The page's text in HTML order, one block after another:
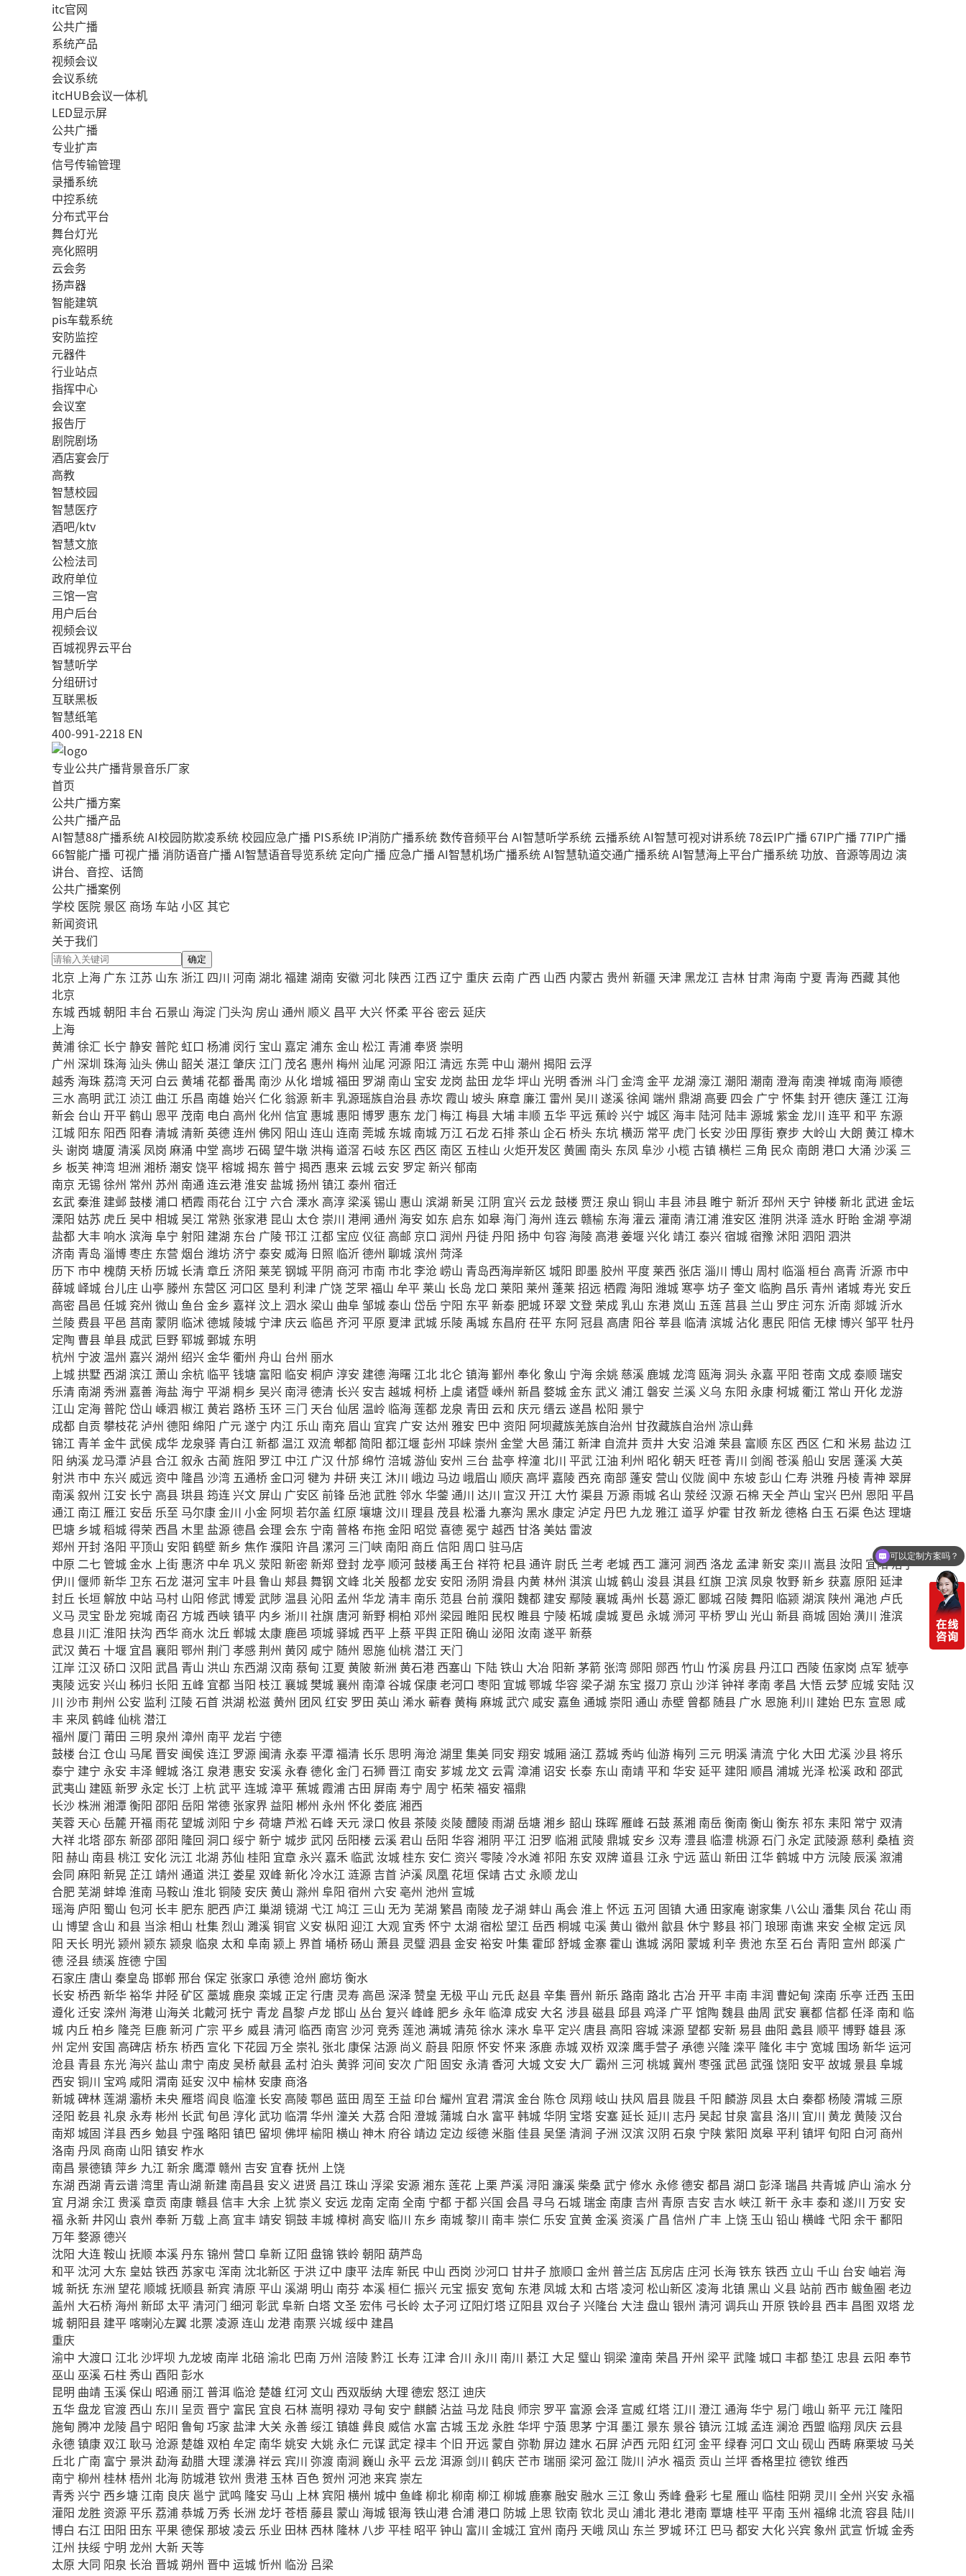
itc官网
公共广播
系统产品
视频会议
会议系统
itcHUB会议一体机
LED显示屏
公共广播
专业扩声
信号传输管理
录播系统
中控系统
分布式平台
舞台灯光
亮化照明
云会务
扬声器
智能建筑
pis车载系统
安防监控
元器件
行业站点
指挥中心
会议室
报告厅
剧院剧场
酒店宴会厅
高教
智慧校园
智慧医疗
酒吧/ktv
智慧文旅
公检法司
政府单位
三馆一宫
用户后台
视频会议
百城视界云平台
智慧听学
分组研讨
互联黑板
智慧纸笔
400-991-2218 EN
专业公共广播背景音乐厂家
首页
公共广播方案
公共广播产品
AI智慧88广播系统AI校园防欺凌系统校园应急广播 PIS系统 IP消防广播系统数传音频平台 AI智慧听学系统 云播系统AI智慧可视对讲系统78云IP广播 67IP广播77IP广播
66智能广播 可视广播消防语音广播AI智慧语音导览系统 定向广播 应急广播AI智慧机场广播系统AI智慧轨道交通广播系统AI智慧海上平台广播系统功放、音源等周边演
讲台、音控、话筒
公共广播案例
学校 医院 景区 商场 车站小区 其它
新闻资讯
关于我们
确定
北京 上海 广东 江苏 山东 浙江 四川 河南 湖北福建湖南 安徽河北 陕西 江西 辽宁 重庆 云南 广西 山西 内蒙古 贵州 新疆 天津黑龙江 吉林甘肃 海南 宁夏 青海 西藏其他
北京
东城 西城朝阳 丰台 石景山 海淀 门头沟 房山 通州 顺义 昌平 大兴怀柔平谷 密云延庆
上海
黄浦徐汇 长宁 静安 普陀 虹口 杨浦 闵行 宝山 嘉定 浦东 金山 松江 青浦奉贤 崇明
广州 深圳 珠海 汕头佛山 韶关 湛江 肇庆 江门 茂名 惠州 梅州 汕尾 河源 阳江 清远 东莞 中山 潮州 揭阳 云浮
越秀 海珠 荔湾 天河 白云黄埔 花都番禺 南沙 从化增城福田 罗湖 南山 宝安 龙岗 盐田 龙华坪山 光明 香洲 斗门 金湾金平龙湖 濠江 潮阳 潮南 澄海 南澳禅城 南海 顺德
三水 高明 武江 浈江 曲江 乐昌 南雄 始兴仁化 翁源新丰乳源瑶族自治县赤坎 霞山 坡头麻章 廉江 雷州 吴川 遂溪徐闻 端州 鼎湖 高要 四会 广宁 怀集封开德庆 蓬江 江海
新会 台山 开平鹤山 恩平 茂南 电白 高州 化州 信宜 惠城 惠阳 博罗 惠东 龙门 梅江 梅县 大埔丰顺 五华平远 蕉岭 兴宁 城区 海丰 陆河 陆丰源城紫金龙川 连平和平 东源
江城 阳东 阳西 阳春清城清新 英德连州 佛冈 阳山 连山 连南 莞城 东城 南城 万江 石龙石排茶山 企石 桥头 东坑横沥 常平 虎门 长安 沙田 厚街寮步 大岭山 大朗 黄江 樟木
头谢岗 塘厦 清溪 凤岗 麻涌 中堂 高埗石碣 望牛墩 洪梅道滘 石岐 东区 西区 南区 五桂山 火炬开发区 黄圃 南头 东凤阜沙小榄 古镇横栏 三角 民众 南朗 港口 大涌 沙溪 三
乡 板芙 神湾坦洲 湘桥潮安 饶平榕城揭东 普宁 揭西 惠来 云城 云安 罗定 新兴郁南
南京 无锡 徐州 常州 苏州 南通连云港淮安 盐城扬州 镇江 泰州 宿迁
玄武秦淮 建邺鼓楼 浦口 栖霞 雨花台 江宁 六合 溧水 高淳 梁溪锡山 惠山 滨湖 新吴 江阴 宜兴 云龙鼓楼 贾汪 泉山 铜山 丰县 沛县 睢宁 新沂邳州 天宁 钟楼 新北武进金坛
溧阳 姑苏 虎丘 吴中 相城吴江 常熟 张家港 昆山 太仓 崇川 港闸 通州 海安 如东 启东 如皋 海门 海州 连云赣榆 东海灌云灌南 清江浦淮安区 淮阴 洪泽 涟水 盱眙金湖 亭湖
盐都 大丰 响水滨海阜宁 射阳 建湖 东台 广陵邗江 江都 宝应 仪征 高邮 京口 润州 丹徒丹阳 扬中 句容 海陵 高港姜堰兴化靖江 泰兴宿城宿豫 沭阳 泗阳 泗洪
济南 青岛 淄博枣庄 东营 烟台 潍坊济宁 泰安 威海 日照 临沂德州 聊城滨州 菏泽
历下市中 槐荫 天桥 历城 长清章丘 济阳 莱芜钢城平阴 商河市南 市北李沧 崂山 青岛西海岸新区 城阳 即墨 胶州 平度 莱西 张店 淄川 博山 周村 临淄 桓台 高青 沂源市中
薛城 峄城 台儿庄 山亭 滕州 东营区 河口区 垦利 利津 广饶 芝罘福山 牟平 莱山 长岛 龙口 莱阳 莱州 蓬莱招远 栖霞 海阳 潍城 寒亭 坊子奎文 临朐 昌乐 青州 诸城寿光 安丘
高密 昌邑 任城 兖州 微山 鱼台 金乡 嘉祥 汶上 泗水 梁山 曲阜邹城泰山 岱岳 宁阳 东平新泰 肥城环翠文登 荣成乳山 东港 岚山 五莲 莒县 兰山 罗庄河东 沂南 郯城 沂水
兰陵 费县平邑 莒南 蒙阴 临沭德城 陵城 宁津 庆云 临邑 齐河平原 夏津武城 乐陵 禹城 东昌府茌平 东阿冠县 高唐 阳谷莘县 临清滨城 沾化 惠民 阳信无棣博兴邹平牡丹
定陶 曹县单县 成武 巨野 郓城 鄄城 东明
杭州 宁波 温州 嘉兴湖州 绍兴金华衢州 舟山 台州 丽水
上城拱墅 西湖 滨江 萧山 余杭 临平钱塘 富阳 临安 桐庐 淳安 建德 海曙 江北北仑镇海鄞州 奉化 象山 宁海余姚 慈溪 鹿城龙湾 瓯海洞头 永嘉 平阳 苍南 文成泰顺瑞安
乐清 南湖 秀洲 嘉善 海盐 海宁 平湖 桐乡 吴兴 南浔德清 长兴 安吉 越城柯桥 上虞 诸暨 嵊州 新昌 婺城金东 武义 浦江 磐安 兰溪 义乌 东阳 永康柯城衢江 常山 开化龙游
江山 定海普陀 岱山 嵊泗 椒江 黄岩 路桥 玉环 三门 天台 仙居 温岭 临海莲都龙泉 青田 云和 庆元缙云遂昌 松阳 景宁
成都 自贡 攀枝花 泸州 德阳 绵阳 广元遂宁 内江 乐山 南充 眉山 宜宾 广安 达州 雅安 巴中 资阳 阿坝藏族羌族自治州 甘孜藏族自治州 凉山彝
锦江 青羊金牛武侯 成华龙泉驿 青白江 新都 温江 双流郫都 简阳 都江堰彭州 邛崃 崇州 金堂 大邑 蒲江 新津 自流井 贡井 大安 沿滩 荣县 富顺 东区 西区 仁和 米易 盐边 江
阳 纳溪龙马潭 泸县合江 叙永古蔺旌阳 罗江 中江 广汉 什邡 绵竹 涪城游仙 安州 三台 盐亭 梓潼北川 平武 江油 利州 昭化朝天 旺苍 青川 剑阁 苍溪船山 安居 蓬溪 大英
射洪市中 东兴 威远 资中 隆昌 沙湾 五通桥金口河犍为 井研 夹江 沐川 峨边 马边 峨眉山 顺庆 高坪 嘉陵 西充 南部 蓬安 营山 仪陇 阆中 东坡彭山 仁寿 洪雅丹棱 青神 翠屏
南溪叙州 江安 长宁 高县珙县筠连兴文 屏山 广安区 前锋岳池武胜 邻水华蓥 通川 达川 宣汉 开江 大竹 渠县 万源雨城 名山 荥经汉源石棉 天全 芦山 宝兴 巴州 恩阳 平昌
通江 南江 雁江 安岳 乐至 马尔康金川 小金 阿坝 若尔盖 红原 壤塘 汶川 理县 茂县松潘 九寨沟 黑水 康定 泸定 丹巴 九龙雅江 道孚炉霍 甘孜新龙德格 白玉 石渠色达 理塘
巴塘 乡城稻城得荣 西昌 木里 盐源德昌 会理 会东 宁南 普格布拖金阳 昭觉 喜德 冕宁 越西 甘洛 美姑 雷波
郑州 开封洛阳 平顶山 安阳 鹤壁新乡 焦作濮阳 许昌 漯河 三门峡 南阳 商丘 信阳 周口 驻马店
中原 二七 管城金水 上街 惠济 中牟巩义 荥阳 新密 新郑登封龙亭 顺河鼓楼 禹王台 祥符 杞县通许 尉氏 兰考 老城 西工瀍河涧西 洛龙 孟津新安 栾川 嵩县 汝阳 宜阳洛宁
伊川 偃师新华 卫东 石龙湛河 宝丰 叶县鲁山 郏县舞钢 文峰 北关 殷都龙安 安阳 汤阴 滑县 内黄林州 淇滨 山城鹤山 浚县淇县红旗 卫滨 凤泉 牧野新乡 获嘉 原阳 延津
封丘 长垣解放 中站 马村 山阳 修武博爱 武陟 温县沁阳 孟州 华龙清丰 南乐 范县 台前濮阳 魏都 建安 鄢陵襄城 禹州 长葛 源汇 郾城召陵舞阳 临颍 湖滨 陕州 渑池 卢氏
义马 灵宝 卧龙宛城 南召 方城 西峡镇平 内乡 淅川 社旗 唐河新野桐柏 邓州 梁园 睢阳 民权 睢县 宁陵柘城 虞城 夏邑 永城浉河平桥 罗山 光山 新县 商城 固始潢川 淮滨
息县 川汇 淮阳 扶沟 西华 商水 沈丘 郸城 太康 鹿邑 项城驿城 西平 上蔡 平舆 正阳 确山 泌阳 汝南 遂平新蔡
武汉 黄石 十堰 宜昌 襄阳 鄂州 荆门 孝感荆州 黄冈 咸宁 随州 恩施仙桃潜江 天门
江岸 江汉 硚口 汉阳 武昌 青山 洪山 东西湖 汉南 蔡甸 江夏 黄陂 新洲 黄石港 西塞山 下陆铁山 大冶 阳新茅箭 张湾 郧阳 郧西 竹山 竹溪 房县丹江口 西陵伍家岗 点军 猇亭
夷陵远安 兴山 秭归 长阳 五峰 宜都 当阳 枝江 襄城樊城襄州 南漳谷城保康老河口 枣阳 宜城鄂城华容 梁子湖 东宝 掇刀 京山 沙洋钟祥孝南 孝昌 大悟 云梦 应城 安陆汉
川 沙市荆州 公安 监利 江陵石首 洪湖 松滋黄州 团风红安 罗田 英山 浠水蕲春黄梅麻城武穴 咸安 嘉鱼 通城 崇阳 通山 赤壁 曾都 随县 广水 恩施利川 建始 巴东 宣恩 咸
丰 来凤鹤峰 仙桃潜江
福州 厦门 莆田 三明 泉州 漳州 南平龙岩 宁德
鼓楼 台江 仓山 马尾 晋安 闽侯连江 罗源 闽清 永泰平潭福清 长乐 思明 海沧 湖里 集美 同安 翔安 城厢 涵江 荔城秀屿仙游梅列 三元 明溪清流 宁化 大田 尤溪沙县将乐
泰宁 建宁 永安 丰泽鲤城洛江 泉港 惠安 安溪 永春德化金门 石狮 晋江 南安 芗城龙文 云霄 漳浦诏安 长泰 东山 南靖平和 华安 延平 建阳 顺昌 浦城光泽松溪政和 邵武
武夷山 建瓯新罗 永定 长汀 上杭武平连城 漳平 蕉城 霞浦古田 屏南 寿宁 周宁 柘荣 福安 福鼎
长沙株洲 湘潭衡阳 邵阳 岳阳 常德 张家界 益阳 郴州 永州 怀化 娄底湘西
芙蓉 天心岳麓开福 雨花望城 浏阳 宁乡 荷塘 芦淞石峰 天元 渌口 攸县茶陵 炎陵醴陵雨湖 岳塘湘乡 韶山 珠晖 雁峰 石鼓 蒸湘 南岳衡南 衡山 衡东 祁东 耒阳 常宁 双清
大祥北塔邵东 新邵邵阳 隆回 洞口 绥宁 新宁 城步 武冈 岳阳楼 云溪君山 岳阳 华容湘阴 平江 汨罗 临湘 武陵鼎城 安乡 汉寿 澧县 临澧桃源石门 永定 武陵源 慈利 桑植 资
阳 赫山 南县桃江 安化沅江 北湖 苏仙 桂阳 宜章 永兴 嘉禾 临武 汝城桂东 安仁 资兴零陵 冷水滩 祁阳 东安 双牌道县 江永 宁远 蓝山 新田 江华鹤城 中方 沅陵 辰溪 溆浦
会同 麻阳 新晃 芷江 靖州 通道 洪江 娄星 双峰 新化 冷水江 涟源 吉首 泸溪 凤凰 花垣保靖古丈 永顺龙山
合肥 芜湖 蚌埠淮南 马鞍山 淮北铜陵 安庆黄山 滁州 阜阳 宿州 六安 亳州 池州 宣城
瑶海 庐阳 蜀山 包河 长丰 肥东 肥西 庐江 巢湖 镜湖 弋江 鸠江 三山 无为 芜湖 繁昌 南陵龙子湖 蚌山 禹会淮上 怀远 五河 固镇 大通 田家庵谢家集 八公山 潘集 凤台 花山 雨
山 博望 含山 和县 当涂相山 杜集 烈山 濉溪铜官 义安 枞阳 迎江 大观 宜秀怀宁 太湖 宿松 望江 岳西 桐城 屯溪黄山 徽州 歙县休宁 黟县祁门 琅琊 南谯 来安 全椒 定远 凤
阳 天长 明光颍州 颍东 颍泉 临泉 太和 阜南 颍上 界首埇桥砀山 萧县 灵璧泗县金安 裕安 叶集 霍邱舒城金寨 霍山 谯城 涡阳 蒙城利辛 贵池 东至 石台 青阳 宣州 郎溪 广
德 泾县绩溪旌德 宁国
石家庄 唐山 秦皇岛 邯郸 邢台 保定 张家口 承德 沧州 廊坊衡水
长安 桥西 新华裕华 井陉矿区 藁城 鹿泉 栾城 正定 行唐 灵寿 高邑 深泽 赞皇 无极 平山 元氏赵县辛集 晋州 新乐 路南 路北古冶 开平丰南 丰润 曹妃甸 滦南 乐亭 迁西 玉田
遵化迁安 滦州 海港 山海关 北戴河抚宁 青龙 昌黎 卢龙邯山 丛台 复兴 峰峰 肥乡 永年 临漳 成安 大名 涉县磁县邱县鸡泽 广平馆陶 魏县 曲周 武安 襄都信都任泽 南和 临
城 内丘 柏乡 隆尧 巨鹿新河 广宗 平乡 威县清河 临西 南宫 沙河竞秀莲池 满城清苑徐水 涞水阜平 定兴 唐县 高阳 容城 涞源望都 安新易县 曲阳 蠡县 顺平博野雄县涿
州 定州 安国 高碑店 桥东 桥西 宣化下花园 万全 崇礼 张北 康保 沽源 尚义 蔚县 阳原 怀安 怀来涿鹿赤城 双桥 双滦 鹰手营子承德兴隆 滦平 隆化丰宁 宽城 围场 新华运河
沧县 青县 东光 海兴 盐山 肃宁 南皮 吴桥献县 孟村 泊头黄骅河间 安次 广阳 固安 永清 香河 大城文安 大厂 霸州 三河桃城冀州 枣强 武邑 武强 饶阳 安平故城 景县阜城
西安 铜川 宝鸡 咸阳 渭南 延安 汉中 榆林 安康 商洛
新城碑林莲湖 灞桥未央 雁塔 阎良 临潼 长安 高陵鄠邑 蓝田 周至 王益 印台 耀州 宜君渭滨金台 陈仓 凤翔 岐山 扶风 眉县 陇县千阳 麟游 凤县 太白 秦都杨陵渭城 三原
泾阳 乾县礼泉 永寿彬州 长武旬邑 淳化武功 临渭 华州 潼关 大荔 合阳 澄城蒲城 白水 富平韩城华阴 宝塔 安塞延长 延川 志丹吴起甘泉 富县洛川 宜川 黄龙黄陵汉台
南郑城固 洋县 西乡 勉县 宁强 略阳 镇巴 留坝 佛坪榆阳 横山 神木 府谷靖边 定边绥德 米脂佳县吴堡 清涧 子洲 汉滨汉阴 石泉 宁陕紫阳 岚皋平利 镇坪旬阳 白河 商州
洛南 丹凤 商南 山阳 镇安 柞水
南昌 景德镇萍乡 九江 新余 鹰潭赣州 吉安 宜春抚州 上饶
东湖 西湖 青云谱湾里 青山湖 新建 南昌县 安义 进贤 昌江 珠山 浮梁 安源湘东 莲花 上栗 芦溪 浔阳 濂溪柴桑武宁 修水 永修德安 都昌 湖口 彭泽瑞昌 共青城 庐山 渝水 分
宜 月湖 余江 贵溪章贡 南康赣县信丰 大余 上犹 崇义 安远 龙南 定南 全南 宁都于都兴国 会昌 寻乌 石城瑞金 南康 吉州 青原 吉安 吉水 峡江 新干 永丰泰和 遂川 万安 安
福 永新 井冈山 袁州 奉新 万载 上高 宜丰靖安 铜鼓丰城樟树 高安 临川 东乡 南城黎川 南丰 崇仁 乐安 宜黄金溪 资溪 广昌 信州 广丰 上饶 玉山 铅山 横峰 弋阳 余干鄱阳
万年婺源德兴
沈阳 大连鞍山 抚顺本溪丹东 锦州 营口 阜新辽阳 盘锦 铁岭 朝阳 葫芦岛
和平 沈河 大东 皇姑铁西 苏家屯 浑南 沈北新区 于洪辽中 康平 法库新民 中山 西岗 沙河口 甘井子旅顺口 金州 普兰店 瓦房店 庄河 长海铁东 铁西 立山 千山 台安 岫岩 海
城新抚 东洲 望花 顺城抚顺县新宾 清原 平山 溪湖 明山 南芬 本溪桓仁振兴 元宝 振安 宽甸 东港 凤城 太和 古塔 凌河松山新区 凌海北镇黑山 义县 站前 西市 鲅鱼圈 老边
盖州 大石桥 海州 新邱 太平清河门 细河彰武阜新 白塔文圣宏伟 弓长岭 太子河辽阳灯塔辽阳县 双台子兴隆台 大洼 盘山 银州 清河调兵山 开原 铁岭县 西丰 昌图 双塔龙
城朝阳县 建平 喀喇沁左翼北票 凌源连山 龙港 南票兴城绥中 建昌
重庆
渝中 大渡口 江北沙坪坝 九龙坡 南岸北碚渝北 巴南 万州 涪陵黔江 长寿 江津合川 永川 南川 綦江 大足 璧山 铜梁潼南 荣昌 开州 梁平武隆城口 丰都 垫江 忠县 云阳 奉节
巫山 巫溪石柱 秀山 酉阳 彭水
昆明 曲靖 玉溪保山 昭通丽江 普洱 临沧 楚雄 红河文山 西双版纳 大理 德宏 怒江 迪庆
五华盘龙 官渡 西山 东川 呈贡 晋宁 富民 宜良 石林嵩明 禄劝 寻甸 安宁 麒麟 沾益 马龙 陆良 师宗 罗平 富源 会泽 宣威红塔 江川 澄江 通海华宁 易门 峨山 新平 元江 隆阳
施甸 腾冲 龙陵 昌宁 昭阳 鲁甸 巧家 盐津 大关 永善绥江 镇雄 彝良 威信水富 古城 玉龙 永胜 华坪 宁蒗 思茅 宁洱 墨江 景东 景谷镇沅 江城 孟连 澜沧 西盟 临翔 凤庆 云县
永德镇康 双江 耿马 沧源 楚雄 双柏 牟定 南华姚安 大姚 永仁 元谋武定 禄丰个旧 开远 蒙自 弥勒 屏边 建水石屏 泸西 元阳 红河金平绿春河口 文山 砚山 西畴麻栗坡 马关
丘北 广南 富宁 景洪 勐海 勐腊 大理 漾濞祥云 宾川 弥渡 南涧 巍山 永平 云龙 洱源剑川 鹤庆 芒市瑞丽 梁河盈江 陇川 泸水福贡 贡山 兰坪 香格里拉 德钦维西
南宁 柳州 桂林梧州 北海 防城港钦州 贵港 玉林 百色贺州 河池 来宾 崇左
青秀兴宁 西乡塘 江南 良庆 邕宁 武鸣 隆安 马山 上林 宾阳 横州 城中 鱼峰 柳北柳南 柳江 柳城 鹿寨融安 融水 三江 象山 秀峰 叠彩七星 雁山 临桂 阳朔 灵川 全州 兴安 永福
灌阳 龙胜 资源平乐 荔浦恭城 万秀 长洲 龙圩苍梧 藤县蒙山 海城银海铁山港合浦港口 防城 上思 钦南 钦北 灵山 浦北港北港南 覃塘桂平平南 玉州 福绵 北流 容县 陆川
博白 右江 田阳 田东 平果 德保那坡 凌云 乐业 田林 西林 隆林 八步 平桂 昭平钟山 富川 金城江 宜州 南丹 天峨 凤山 东兰 罗城环江 巴马 都安 大化兴宾 象州 武宣 忻城金秀
江州 扶绥 宁明 龙州 大新 天等
太原 大同 阳泉 长治 晋城朔州 晋中 运城忻州 临汾 吕梁
可以定制方案吗？